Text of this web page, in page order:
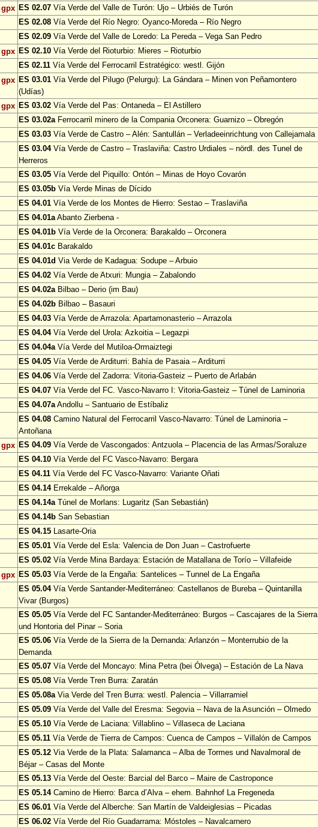
gpx ES 02.07 Vía Verde del Valle de Turón: Ujo – Urbiés de Turón
ES 02.08 Vía Verde del Río Negro: Oyanco-Moreda – Río Negro
ES 02.09 Vía Verde del Valle de Loredo: La Pereda – Vega San Pedro
gpx ES 02.10 Vía Verde del Rioturbio: Mieres – Rioturbio
ES 02.11 Vía Verde del Ferrocarril Estratégico: westl. Gijón
gpx ES 03.01 Vía Verde del Pilugo (Pelurgu): La Gándara – Minen von Peñamontero
(Udías)
gpx ES 03.02 Vía Verde del Pas: Ontaneda – El Astillero
ES 03.02aFerrocarril minero de la Compania Orconera: Guarnizo – Obregón
ES 03.03 Vía Verde de Castro – Alén: Santullán – Verladeeinrichtung von Callejamala
ES 03.04Vía Verde de Castro – Traslaviña: Castro Urdiales – nördl. des Tunel de
Herreros
ES 03.05 Vía Verde del Piquillo: Ontón – Minas de Hoyo Covarón
ES 03.05b Vía Verde Minas de Dícido
ES 04.01 Vía Verde de los Montes de Hierro: Sestao – Traslaviña
ES 04.01aAbanto Zierbena -
ES 04.01b Vía Verde de la Orconera: Barakaldo – Orconera
ES 04.01c Barakaldo
ES 04.01d Via Verde de Kadagua: Sodupe – Arbuio
ES 04.02 Vía Verde de Atxuri: Mungia – Zabalondo
ES 04.02aBilbao – Derio (im Bau)
ES 04.02b Bilbao – Basauri
ES 04.03 Vía Verde de Arrazola: Apartamonasterio – Arrazola
ES 04.04Vía Verde del Urola: Azkoitia – Legazpi
ES 04.04aVía Verde del Mutiloa-Ormaiztegi
ES 04.05 Vía Verde de Arditurri: Bahía de Pasaia – Arditurri
ES 04.06 Vía Verde del Zadorra: Vitoria-Gasteiz – Puerto de Arlabán
ES 04.07 Vía Verde del FC. Vasco-Navarro I: Vitoria-Gasteiz – Túnel de Laminoria
ES 04.07aAndollu – Santuario de Estíbaliz
ES 04.08 Camino Natural del Ferrocarril Vasco-Navarro: Túnel de Laminoria –
Antoñana
gpx ES 04.09 Vía Verde de Vascongados: Antzuola – Placencia de las Armas/Soraluze
ES 04.10 Vía Verde del FC Vasco-Navarro: Bergara
ES 04.11 Vía Verde del FC Vasco-Navarro: Variante Oñati
ES 04.14Errekalde – Añorga
ES 04.14aTúnel de Morlans: Lugaritz (San Sebastián)
ES 04.14b San Sebastian
ES 04.15 Lasarte-Oria
ES 05.01 Vía Verde del Esla: Valencia de Don Juan – Castrofuerte
ES 05.02 Vía Verde Mina Bardaya: Estación de Matallana de Torío – Villafeide
gpx ES 05.03 Vía Verde de la Engaña: Santelices – Tunnel de La Engaña
ES 05.04Vía Verde Santander-Mediterráneo: Castellanos de Bureba – Quintanilla
Vivar (Burgos)
ES 05.05 Vía Verde del FC Santander-Mediterráneo: Burgos – Cascajares de la Sierra
und Hontoria del Pinar – Soria
ES 05.06 Vía Verde de la Sierra de la Demanda: Arlanzón – Monterrubio de la
Demanda
ES 05.07 Vía Verde del Moncayo: Mina Petra (bei Ólvega) – Estación de La Nava
ES 05.08 Vía Verde Tren Burra: Zaratán
ES 05.08aVia Verde del Tren Burra: westl. Palencia – Villarramiel
ES 05.09 Vía Verde del Valle del Eresma: Segovia – Nava de la Asunción – Olmedo
ES 05.10 Vía Verde de Laciana: Villablino – Villaseca de Laciana
ES 05.11 Vía Verde de Tierra de Campos: Cuenca de Campos – Villalón de Campos
ES 05.12 Via Verde de la Plata: Salamanca – Alba de Tormes und Navalmoral de
Béjar – Casas del Monte
ES 05.13 Vía Verde del Oeste: Barcial del Barco – Maire de Castroponce
ES 05.14Camino de Hierro: Barca d’Alva – ehem. Bahnhof La Fregeneda
ES 06.01 Vía Verde del Alberche: San Martín de Valdeiglesias – Picadas
ES 06.02 Vía Verde del Río Guadarrama: Móstoles – Navalcarnero